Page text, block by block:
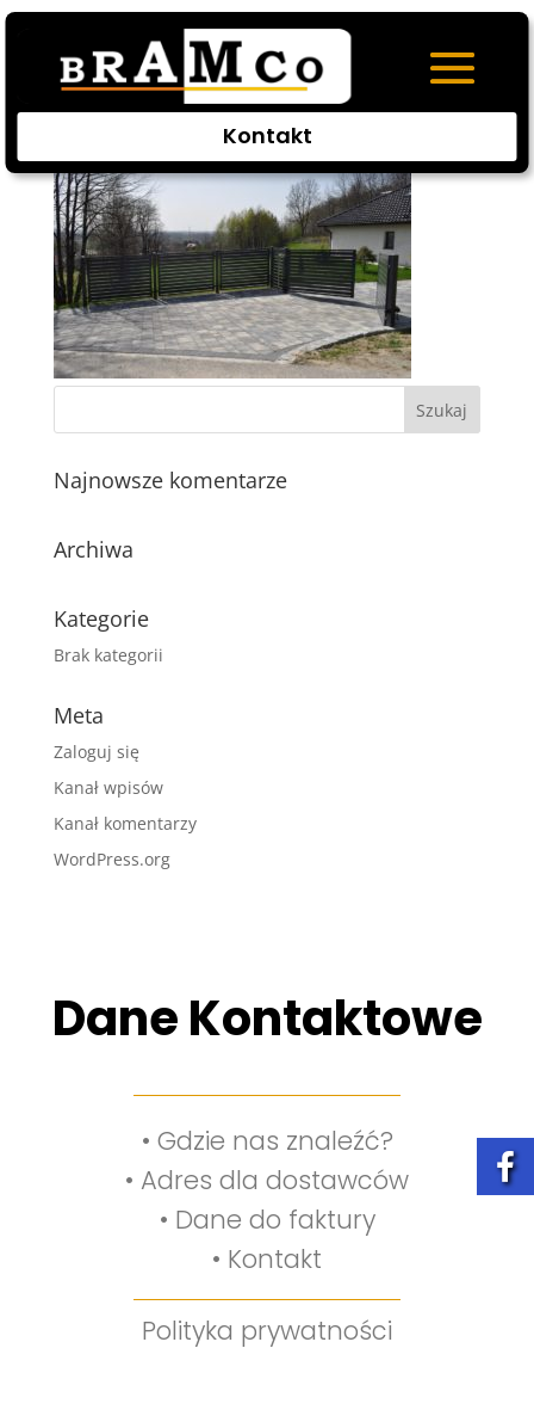
Kontakt
3
Najnowsze komentarze
Archiwa
Kategorie
Brak kategorii
Meta
Zaloguj się
Kanał wpisów
Kanał komentarzy
WordPress.org
Dane Kontaktowe
• Gdzie nas znaleźć?
• Adres dla dostawców
• Dane do faktury
• Kontakt
Polityka prywatności